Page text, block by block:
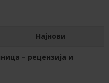
Најнови
– рецензија и